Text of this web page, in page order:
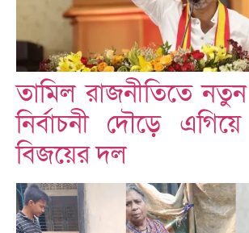
তামিল রাজনীতিতে
নির্বাচনী দৌড়ে
বিজয়ের দল